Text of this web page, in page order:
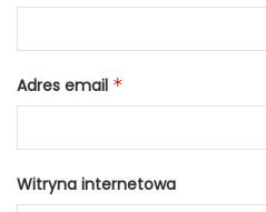
Adres email *
Witryna internetowa